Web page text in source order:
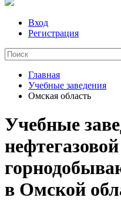
Вход
Регистрация
Главная
Учебные заведения
Омская область
Учебные
в Омской